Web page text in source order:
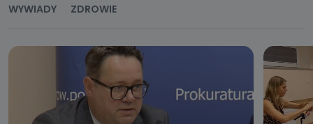
WYWIADY
ZDROWIE